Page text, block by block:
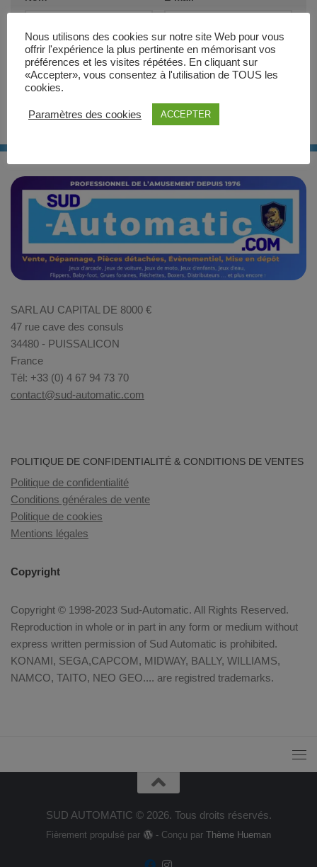
Site web
SARL AU CAPITAL DE 8000 €
47 rue cave des consuls
34480 - PUISSALICON
France
Tél: +33 (0) 4 67 94 73 70
contact@sud-automatic.com
POLITIQUE DE CONFIDENTIALITÉ & CONDITIONS DE VENTES
Politique de confidentialité
Conditions générales de vente
Politique de cookies
Mentions légales
Copyright
Copyright © 1998-2023 Sud-Automatic. All Rights Reserved.
Reproduction in whole or in part in any form or medium without
express written permission of Sud Automatic is prohibited.
KONAMI, SEGA,CAPCOM, MIDWAY, BALLY, WILLIAMS,
NAMCO, TAITO, NEO GEO.... are registred trademarks.
SUD AUTOMATIC © 2026. Tous droits réservés.
Fièrement propulsé par - Conçu par Thème Hueman
Nous utilisons des cookies sur notre site Web pour vous
offrir l'expérience la plus pertinente en mémorisant vos
préférences et les visites répétées. En cliquant sur
«Accepter», vous consentez à l'utilisation de TOUS les
cookies.
Paramètres des cookies ACCEPTER